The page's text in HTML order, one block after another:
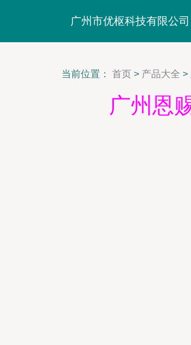
广州市优枢科技有限公司
当前位置： 首页 > 产品大全 >
广州恩